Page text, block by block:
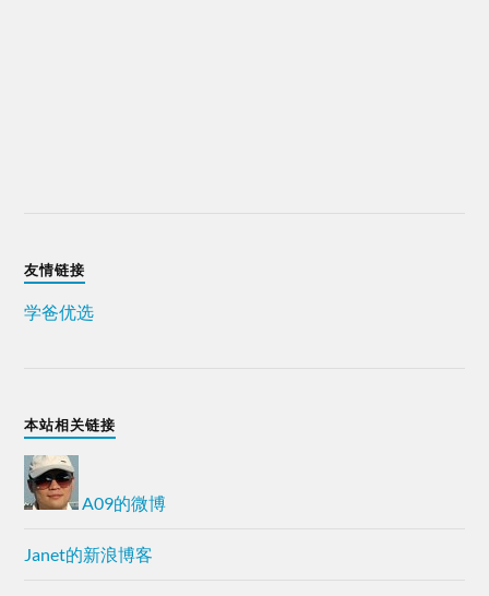
友情链接
学爸优选
本站相关链接
A09的微博
Janet的新浪博客